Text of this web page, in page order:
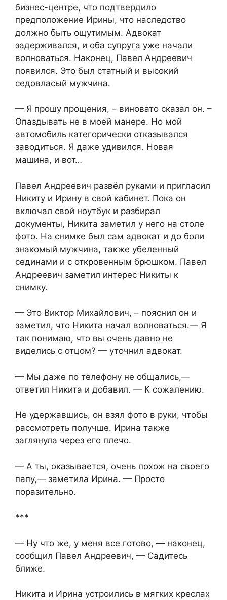
бизнес-центре, что подтвердило
предположение Ирины, что наследство
должно быть ощутимым. Адвокат
задерживался, и оба супруга уже начали
волноваться. Наконец, Павел Андреевич
появился. Это был статный и высокий
седовласый мужчина.
— Я прошу прощения, – виновато сказал он. –
Опаздывать не в моей манере. Но мой
автомобиль категорически отказывался
заводиться. Я даже удивился. Новая
машина, и вот…
Павел Андреевич развёл руками и пригласил
Никиту и Ирину в свой кабинет. Пока он
включал свой ноутбук и разбирал
документы, Никита заметил у него на столе
фото. На снимке был сам адвокат и до боли
знакомый мужчина, также убеленный
сединами и с откровенным брюшком. Павел
Андреевич заметил интерес Никиты к
снимку.
— Это Виктор Михайлович, – пояснил он и
заметил, что Никита начал волноваться.— Я
так понимаю, что вы очень давно не
виделись с отцом? — уточнил адвокат.
— Мы даже по телефону не общались,—
ответил Никита и добавил. — К сожалению.
Не удержавшись, он взял фото в руки, чтобы
рассмотреть получше. Ирина также
заглянула через его плечо.
— А ты, оказывается, очень похож на своего
папу,— заметила Ирина. — Просто
поразительно.
***
— Ну что же, у меня все готово, — наконец,
сообщил Павел Андреевич, — Садитесь
ближе.
Никита и Ирина устроились в мягких креслах